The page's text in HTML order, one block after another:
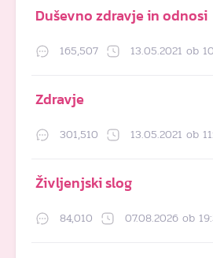
Duševno zdravje in odnosi
165,507 13.05.2021 ob
Zdravje
301,510 13.05.2021 ob
Življenjski slog
84,010 07.08.2026 ob